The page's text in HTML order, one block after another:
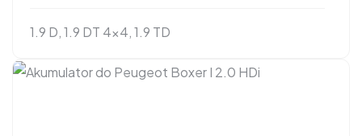
1.9 D, 1.9 DT 4x4, 1.9 TD